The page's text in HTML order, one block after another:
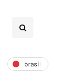
brasil